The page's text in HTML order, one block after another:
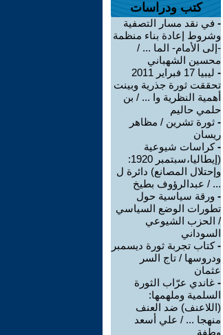
كتب ودراسات
- في نقد مسار التصفية
وشروط إعادة بناء منظمة
-إلى الأمام- الما ... /
محسين الشهباني
-
ليبيا 17 فبراير 2011
تحققت ثورة جذرية وبينت
أهمية النظرية وا ... / بن
حلمي حاليم
- ثورة تشرين / مظاهر
ريسان
-كراسات شيوعية
(إيطاليا،سبتمبر 1920:
وإحتلال المصانع) دائرة ل
... / عبدالرؤوف بطيخ
- ورقة سياسية حول
تطورات الوضع السياسي
/ الحزب الشيوعي
السوداني
-كتاب تجربة ثورة ديسمبر
ودروسها / تاج السر
عثمان
- غاندي عرّاب الثورة
السلمية وملهمها:
(اللاعنف) ضد العنف
منهجا ... / علي أسعد
وطفة